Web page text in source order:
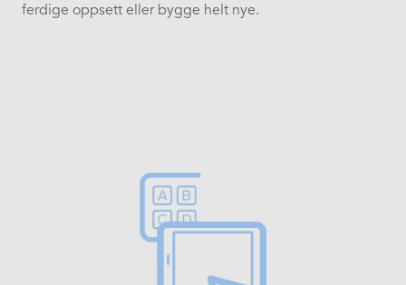
ferdige oppsett eller bygge helt nye.